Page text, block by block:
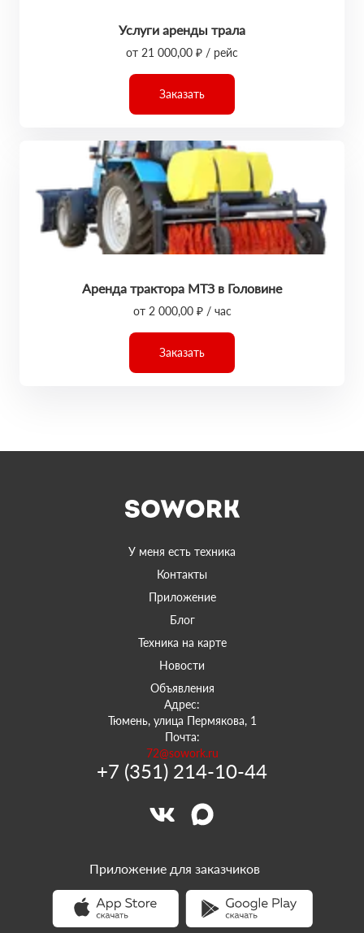
Услуги аренды трала
от 21 000,00 ₽ / рейс
Заказать
Аренда трактора МТЗ в Головине
от 2 000,00 ₽ / час
Заказать
У меня есть техника
Контакты
Приложение
Блог
Техника на карте
Новости
Объявления
Адрес:
Тюмень, улица Пермякова, 1
Почта:
72@sowork.ru
+7 (351) 214-10-44
Приложение для заказчиков